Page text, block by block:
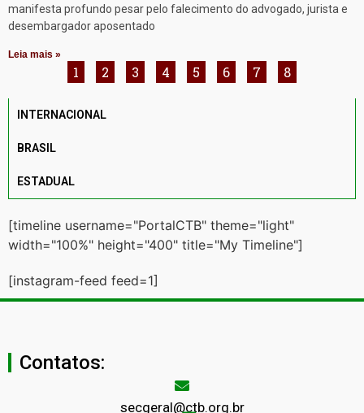
manifesta profundo pesar pelo falecimento do advogado, jurista e
desembargador aposentado
Leia mais »
1 2 3 4 5 6 7 8
INTERNACIONAL
BRASIL
ESTADUAL
[timeline username="PortalCTB" theme="light"
width="100%" height="400" title="My Timeline"]
[instagram-feed feed=1]
Contatos:
secgeral@ctb.org.br